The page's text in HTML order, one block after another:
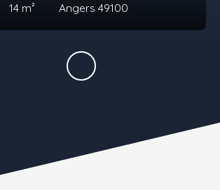
14 m² Angers 49100